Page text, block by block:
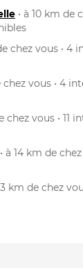
• à 10 km de
chez vous • 4
chez vous • 4
chez vous • 11
• à 14 km de
km de chez